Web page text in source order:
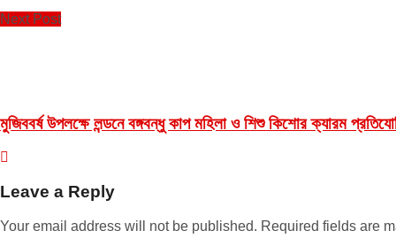
Next Post
মুজিববর্ষ উপলক্ষে লন্ডনে বঙ্গবন্ধু কাপ মহিলা ও শিশু কিশোর ক্যারম
Leave a Reply
Your email address will not be published. Required fields are